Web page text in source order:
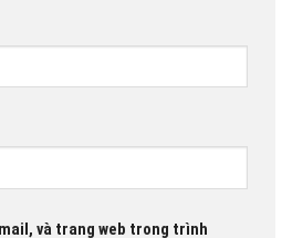
và trang web trong trình